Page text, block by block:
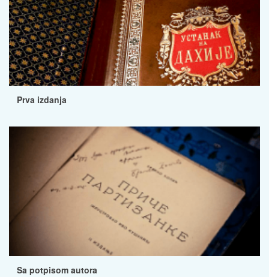
Prva izdanja
Sa potpisom autora